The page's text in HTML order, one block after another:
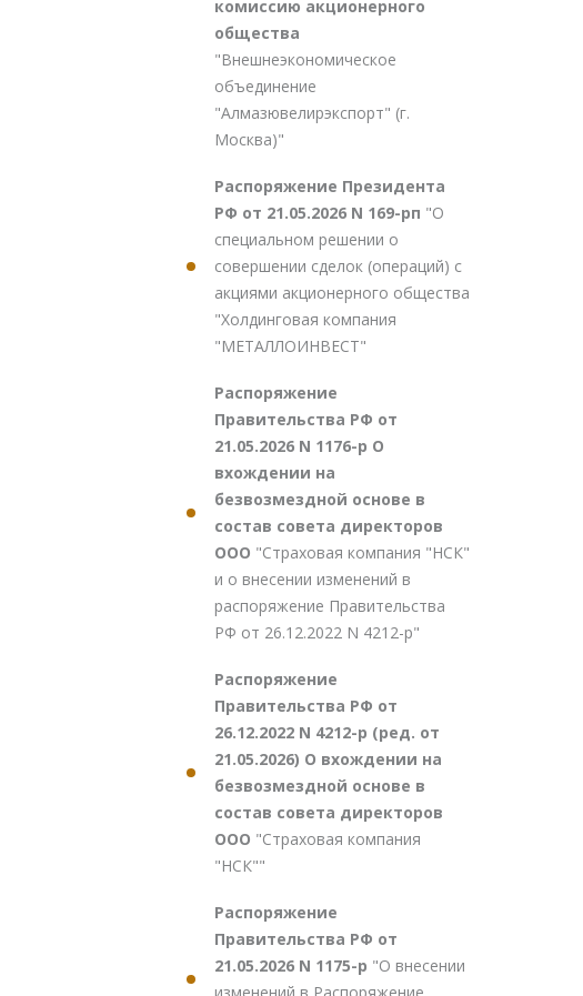
комиссию акционерного
общества
"Внешнеэкономическое
объединение
"Алмазювелирэкспорт" (г.
Москва)"
Распоряжение Президента
РФ от 21.05.2026 N 169-рп "О
специальном решении о
совершении сделок (операций) с
акциями акционерного общества
"Холдинговая компания
"МЕТАЛЛОИНВЕСТ"
Распоряжение
Правительства РФ от
21.05.2026 N 1176-р О
вхождении на
безвозмездной основе в
состав совета директоров
ООО "Страховая компания "НСК"
и о внесении изменений в
распоряжение Правительства
РФ от 26.12.2022 N 4212-р"
Распоряжение
Правительства РФ от
26.12.2022 N 4212-р (ред. от
21.05.2026) О вхождении на
безвозмездной основе в
состав совета директоров
ООО "Страховая компания
"НСК""
Распоряжение
Правительства РФ от
21.05.2026 N 1175-р "О внесении